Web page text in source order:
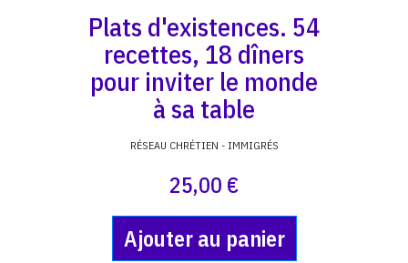
Plats d'existences. 54
recettes, 18 dîners
pour inviter le monde
à sa table
RÉSEAU CHRÉTIEN - IMMIGRÉS
25,00 €
Ajouter au panier